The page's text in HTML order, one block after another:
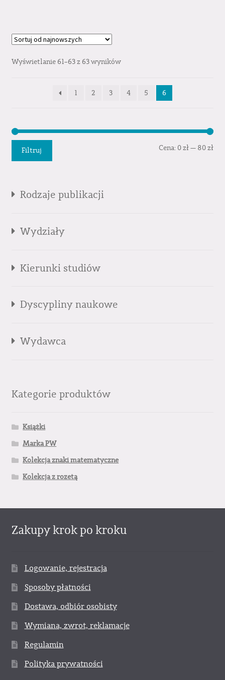
Wyświetlanie 61–63 z 63 wyników
1 2 3 4 5 6
Filtruj Cena: 0 zł— 80 zł
Rodzaje publikacji
Wydziały
Kierunki studiów
Dyscypliny naukowe
Wydawca
Kategorie produktów
Książki
Marka PW
Kolekcja znaki matematyczne
Kolekcja z rozetą
Zakupy krok po kroku
Logowanie, rejestracja
Sposoby płatności
Dostawa, odbiór osobisty
Wymiana, zwrot, reklamacje
Regulamin
Polityka prywatności